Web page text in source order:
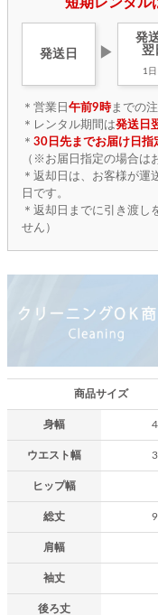
発送日 ▶
発
翌
1日
＊営業日 午前9時までの
＊レンタル期間は発送日
＊ 30日先までお届け日指
（※お届日指定の場合は
＊返却日は、お客様が運
日です。
＊返却日までに引き渡し
せん）
商品サイズ
身幅
ウエスト幅
ヒップ幅
総丈
肩幅
袖丈
後ろ丈